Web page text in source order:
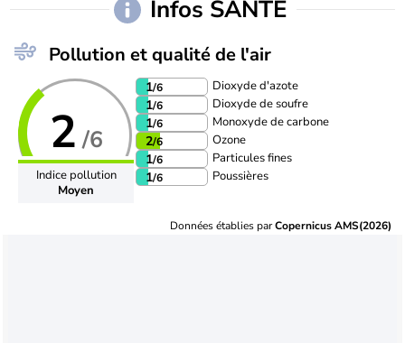
Infos SANTÉ
Pollution et qualité de l'air
2 /6
Indice pollution
Moyen
1/6 Dioxyde d'azote
1/6 Dioxyde de soufre
1/6 Monoxyde de carbone
2/6 Ozone
1/6 Particules fines
1/6 Poussières
Données établies parCopernicus AMS(2026)